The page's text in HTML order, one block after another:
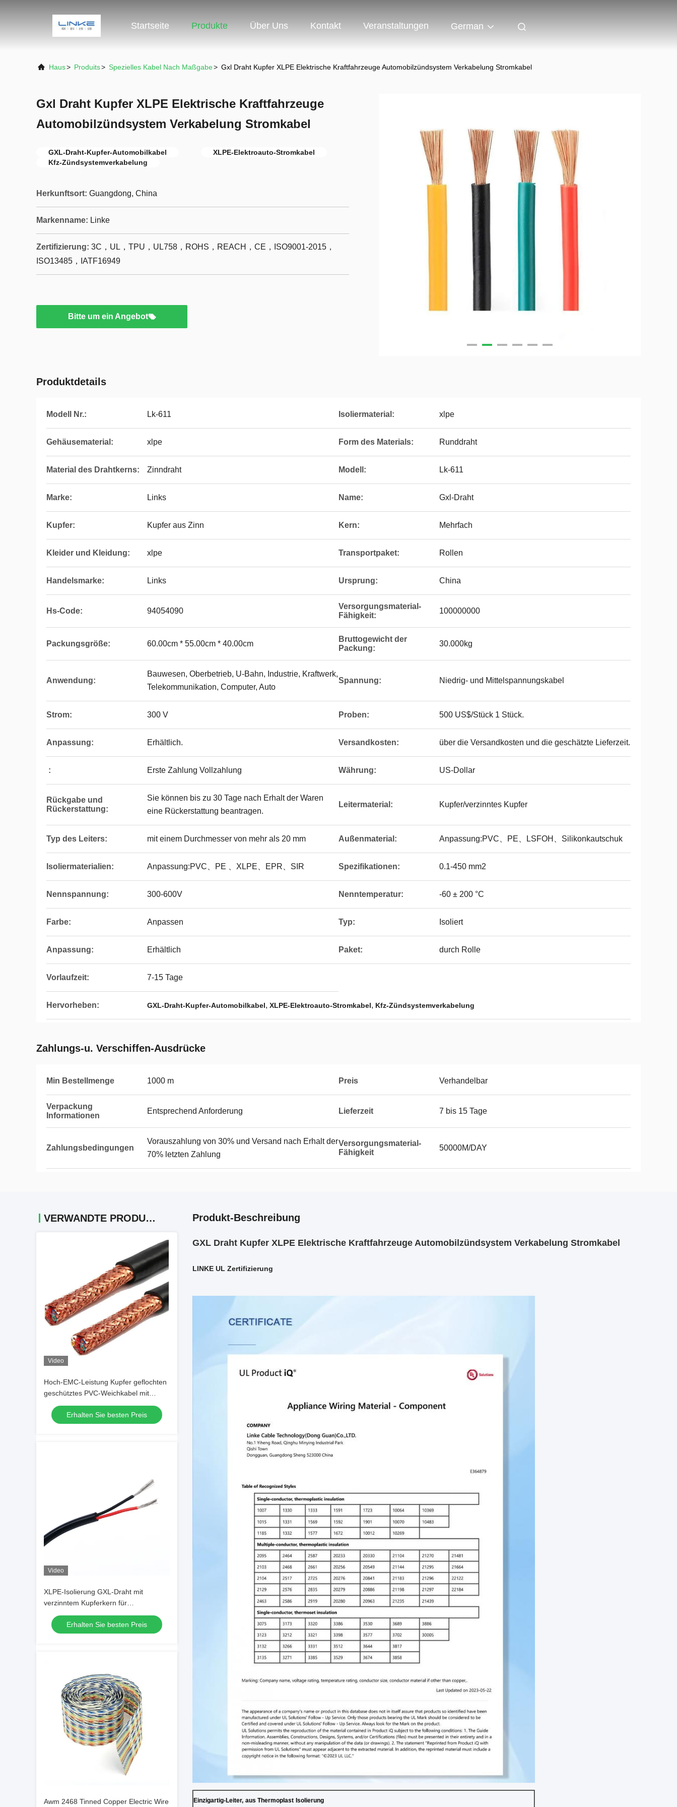
Startseite Produkte Über Uns Kontakt Veranstaltungen German
Haus> Produits> Spezielles Kabel Nach Maßgabe> Gxl Draht Kupfer XLPE Elektrische Kraftfahrzeuge Automobilzündsystem Verkabelung Stromkabel
Gxl Draht Kupfer XLPE Elektrische Kraftfahrzeuge
Automobilzündsystem Verkabelung Stromkabel
GXL-Draht-Kupfer-Automobilkabel
XLPE-Elektroauto-Stromkabel
Kfz-Zündsystemverkabelung
Herkunftsort: Guangdong, China
Markenname: Linke
Zertifizierung: 3C，UL，TPU，UL758，ROHS，REACH，CE，ISO9001-2015，
ISO13485，IATF16949
Bitte um ein Angebot
Produktdetails
Modell Nr.: Lk-611 Isoliermaterial: xlpe
Gehäusematerial: xlpe Form des Materials: Runddraht
Material des Drahtkerns: Zinndraht Modell: Lk-611
Marke: Links Name: Gxl-Draht
Kupfer: Kupfer aus Zinn Kern: Mehrfach
Kleider und Kleidung: xlpe Transportpaket: Rollen
Handelsmarke: Links Ursprung: China
Hs-Code: 94054090
Versorgungsmaterial-
Fähigkeit:
100000000
Packungsgröße: 60.00cm * 55.00cm * 40.00cm
Bruttogewicht der
Packung:
30.000kg
Anwendung:
Bauwesen, Oberbetrieb, U-Bahn, Industrie, Kraftwerk,
Telekommunikation, Computer, Auto
Spannung: Niedrig- und Mittelspannungskabel
Strom: 300 V Proben: 500 US$/Stück 1 Stück.
Anpassung: Erhältlich. Versandkosten: über die Versandkosten und die geschätzte Lieferzeit.
: Erste Zahlung Vollzahlung Währung: US-Dollar
Rückgabe und
Rückerstattung:
Sie können bis zu 30 Tage nach Erhalt der Waren
eine Rückerstattung beantragen.
Leitermaterial: Kupfer/verzinntes Kupfer
Typ des Leiters: mit einem Durchmesser von mehr als 20 mm Außenmaterial: Anpassung:PVC、PE、LSFOH、Silikonkautschuk
Isoliermaterialien: Anpassung:PVC、PE 、XLPE、EPR、SIR Spezifikationen: 0.1-450 mm2
Nennspannung: 300-600V Nenntemperatur: -60 ± 200 °C
Farbe: Anpassen Typ: Isoliert
Anpassung: Erhältlich Paket: durch Rolle
Vorlaufzeit: 7-15 Tage
Hervorheben: GXL-Draht-Kupfer-Automobilkabel, XLPE-Elektroauto-Stromkabel, Kfz-Zündsystemverkabelung
Zahlungs-u. Verschiffen-Ausdrücke
Min Bestellmenge 1000 m Preis Verhandelbar
Verpackung
Informationen
Entsprechend Anforderung Lieferzeit 7 bis 15 Tage
Zahlungsbedingungen
Vorauszahlung von 30% und Versand nach Erhalt der
70% letzten Zahlung
Versorgungsmaterial-
Fähigkeit
50000M/DAY
VERWANDTE PRODUKTE
Video
Hoch-EMC-Leistung Kupfer geflochten
geschütztes PVC-Weichkabel mit
eingeschlossenem Kupferleiter für
600V-Anwendungen
Erhalten Sie besten Preis
Video
XLPE-Isolierung GXL-Draht mit
verzinntem Kupferkern für
farbcodierten Fahrzeugkabelbaum
Erhalten Sie besten Preis
Awm 2468 Tinned Copper Electric Wire
Produkt-Beschreibung
GXL Draht Kupfer XLPE Elektrische Kraftfahrzeuge Automobilzündsystem Verkabelung Stromkabel
LINKE UL Zertifizierung
Einzigartig-Leiter, aus Thermoplast Isolierung